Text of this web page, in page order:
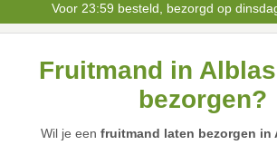
Voor 23:59 besteld, bezorgd op
Fruitmand in
bezorgen?
Wil je een fruitmand laten bezorgen in